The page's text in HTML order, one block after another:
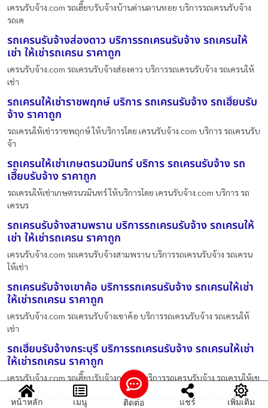
เครนรับจ้าง.com รถเฮี๊ยบรับจ้างบ้านด่านลานหอย บริการรถเครนรับจ้าง
รถเค
รถเครนรับจ้างส่องดาว บริการรถเครนรับจ้าง รถเครนให้
เช่า ให้เช่ารถเครน ราคาถูก
เครนรับจ้าง.com รถเครนรับจ้างส่องดาว บริการรถเครนรับจ้าง รถเครนให้
เช่า
รถเครนให้เช่าราชพฤกษ์ บริการ รถเครนรับจ้าง รถเฮี๊ยบรับ
จ้าง ราคาถูก
รถเครนให้เช่าราชพฤกษ์ ให้บริการโดย เครนรับจ้าง.com บริการ รถเครนรับ
จ้า
รถเครนให้เช่าเกษตรนวมินทร์ บริการ รถเครนรับจ้าง รถ
เฮี๊ยบรับจ้าง ราคาถูก
รถเครนให้เช่าเกษตรนวมินทร์ ให้บริการโดย เครนรับจ้าง.com บริการ รถ
เครนร
รถเครนรับจ้างสามพราน บริการรถเครนรับจ้าง รถเครนให้
เช่า ให้เช่ารถเครน ราคาถูก
เครนรับจ้าง.com รถเครนรับจ้างสามพราน บริการรถเครนรับจ้าง รถเครน
ให้เช่า
รถเครนรับจ้างเขาค้อ บริการรถเครนรับจ้าง รถเครนให้เช่า
ให้เช่ารถเครน ราคาถูก
เครนรับจ้าง.com รถเครนรับจ้างเขาค้อ บริการรถเครนรับจ้าง รถเครนให้
เช่า
รถเฮี๊ยบรับจ้างกระบุรี บริการรถเครนรับจ้าง รถเครนให้เช่า
ให้เช่ารถเครน ราคาถูก
เครนรับจ้าง.com รถเฮี๊ยบรับจ้างกระบุรี บริการรถเครนรับจ้าง รถเครนให้เช
รถเครนรับจ้างสันป่าตอง บริการรถเครนรับจ้าง รถเครนให้
หน้าหลัก เมนู ติดต่อ แชร์ เพิ่มเติม